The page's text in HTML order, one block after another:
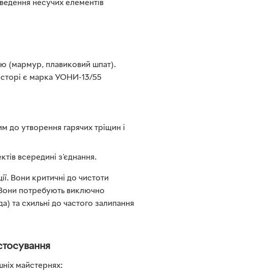
несучих елементів
(мармур, плавиковий шпат).
є марка УОНИ-13/55
до утворення гарячих тріщин і
всередині з'єднання.
Вони критичні до чистоти
потребують виключно
та схильні до частого залипання
майстернях: